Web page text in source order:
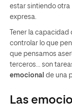
estar sintiendo otra
expresa.
Tener la
controlar lo que
que pensamos
terceros… son
emocional de una
Las